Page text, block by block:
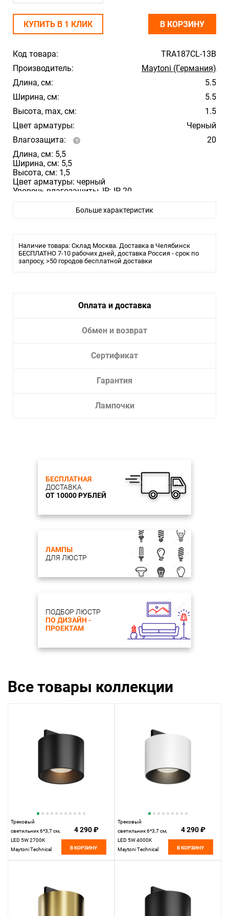
Код товара:
TRA187CL-13B
Производитель:
Maytoni (Германия)
Длина, см:
5.5
Ширина, см:
5.5
Высота, max, см:
1.5
Цвет арматуры:
Черный
Влагозащита:
20
Длина, см: 5,5
Ширина, см: 5,5
Высота, см: 1,5
Цвет арматуры: черный
Уровень влагозащиты, IP: IP 20
Больше характеристик
Наличие товара: Склад Москва. Доставка в Челябинск
БЕСПЛАТНО 7-10 рабочих дней, доставка Россия - срок по
запросу, >50 городов бесплатной доставки
КУПИТЬ В 1 КЛИК В КОРЗИНУ
Оплата и доставка
Обмен и возврат
Сертификат
Гарантия
Лампочки
БЕСПЛАТНАЯ
ДОСТАВКА
ОТ 10000 РУБЛЕЙ
ЛАМПЫ
ДЛЯ ЛЮСТР
ПОДБОР ЛЮСТР
ПО ДИЗАЙН -
ПРОЕКТАМ
Все товары коллекции
Трековый
светильник 6*3,7 см,
LED 5W 2700K
Maytoni Technical
4 290 ₽
В КОРЗИНУ
Трековый
светильник 6*3,7 см,
LED 5W 4000K
Maytoni Technical
4 290 ₽
В КОРЗИНУ